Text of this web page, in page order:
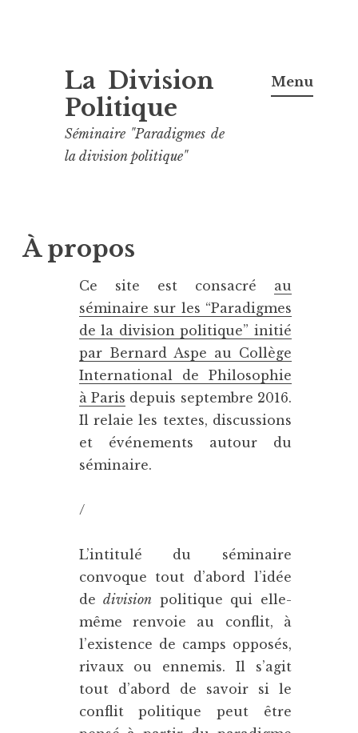
contenu
La Division
Politique
Séminaire "Paradigmes de
la division politique"
Menu
À propos
Ce site est consacré au
séminaire sur les “Paradigmes
de la division politique” initié
par Bernard Aspe au Collège
International de Philosophie
à Paris depuis septembre 2016.
Il relaie les textes, discussions
et événements autour du
séminaire.
/
L’intitulé du séminaire
convoque tout d’abord l’idée
dedivision politique qui elle-
même renvoie au conflit, à
l’existence de camps opposés,
rivaux ou ennemis. Il s’agit
tout d’abord de savoir si le
conflit politique peut être